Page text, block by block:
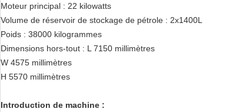
Moteur principal : 22 kilowatts
Volume de réservoir de stockage de pétrole : 2x1400L
Poids : 38000 kilogrammes
Dimensions hors-tout : L 7150 millimètres
W 4575 millimètres
H 5570 millimètres
Introduction de machine :